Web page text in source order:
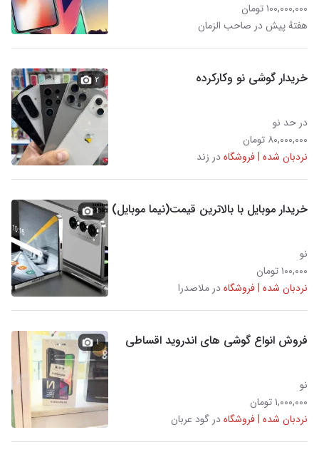
۱۰۰,۰۰۰,۰۰۰ تومان
هفتهٔ پیش در صاحب الزمان
خریدار گوشی نو وکارکرده
در حد نو
۸۰,۰۰۰,۰۰۰ تومان
نردبان شده | فروشگاهدر زند
۲
خریدار موبایل با بالاترین قیمت(نیما موبایل)
نو
۱۰۰,۰۰۰ تومان
نردبان شده | فروشگاهدر ملاصدرا
۱
فروش انواع گوشی های اندروید اقساطی
نو
۱,۰۰۰,۰۰۰ تومان
نردبان شده | فروشگاهدر گود عربان
۱